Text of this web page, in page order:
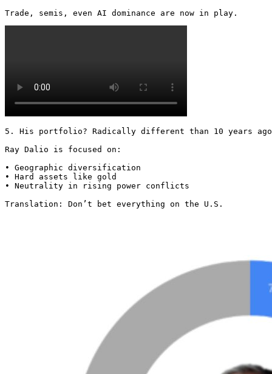
Trade, semis, even AI dominance are now in play.
5. His portfolio? Radically different than 10 years
Ray Dalio is focused on:
• Geographic diversification
• Hard assets like gold
• Neutrality in rising power conflicts
Translation: Don’t bet everything on the U.S.